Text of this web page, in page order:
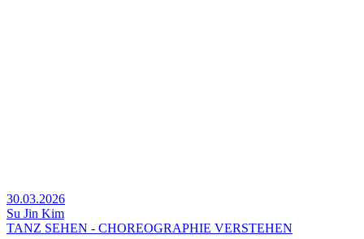
30.03.2026
Su Jin Kim
TANZ SEHEN - CHOREOGRAPHIE VERSTEHEN